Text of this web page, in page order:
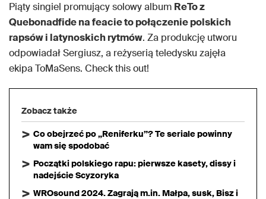
Piąty singiel promujący solowy album ReTo z
Quebonadfide na feacie to połączenie polskich
rapsów i latynoskich rytmów. Za produkcję utworu
odpowiadał Sergiusz, a reżyserią teledysku zajęła
ekipa ToMaSens. Check this out!
Zobacz także
Co obejrzeć po „Reniferku”? Te seriale powinny
wam się spodobać
Początki polskiego rapu: pierwsze kasety, dissy i
nadejście Scyzoryka
WROsound 2024. Zagrają m.in. Małpa, susk, Bisz i